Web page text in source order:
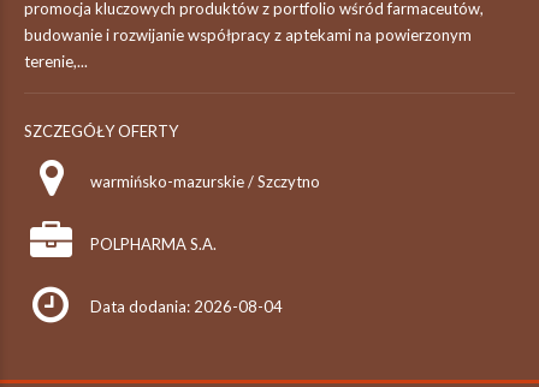
promocja kluczowych produktów z portfolio wśród farmaceutów,
budowanie i rozwijanie współpracy z aptekami na powierzonym
terenie,...
SZCZEGÓŁY OFERTY
warmińsko-mazurskie / Szczytno
POLPHARMA S.A.
Data dodania: 2026-08-04